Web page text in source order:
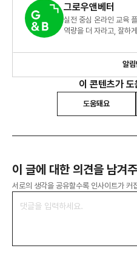
그로우앤베터
실전 중심 온라인 교육
역량을 더 자라고, 잘하
알림
이 콘텐츠가
도움돼요
이 글에 대한 의견을 남겨
서로의 생각을 공유할수록 인사이트가 커